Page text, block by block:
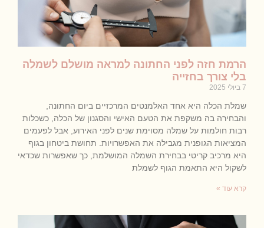
הרמת חזה לפני החתונה למראה מושלם לשמלה
בלי צורך בחזייה
7 ביולי 2025
שמלת הכלה היא אחד האלמנטים המרכזיים ביום החתונה,
והבחירה בה משקפת את הטעם האישי והסגנון של הכלה, כשכלות
רבות חולמות על שמלה מסוימת שנים לפני האירוע, אבל לפעמים
המציאות הגופנית מגבילה את האפשרויות. תחושת ביטחון בגוף
היא מרכיב קריטי בבחירת השמלה המושלמת, כך שאפשרות שכדאי
לשקול היא התאמת הגוף לשמלת
קרא עוד »